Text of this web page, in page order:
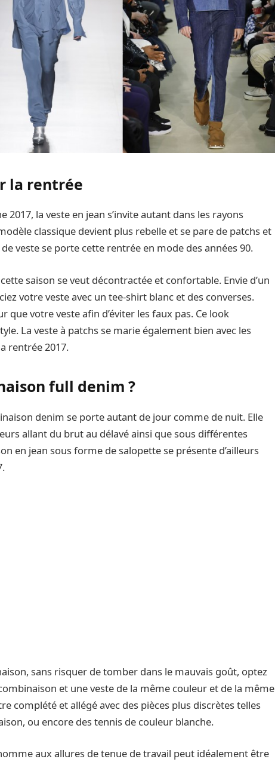
la rentrée
2017, la veste en jean s’invite autant dans les rayons
classique devient plus rebelle et se pare de patchs et
veste se porte cette rentrée en mode des années 90.
saison se veut décontractée et confortable. Envie d’un
votre veste avec un tee-shirt blanc et des converses.
que votre veste afin d’éviter les faux pas. Ce look
La veste à patchs se marie également bien avec les
rentrée 2017.
full denim ?
denim se porte autant de jour comme de nuit. Elle
allant du brut au délavé ainsi que sous différentes
en jean sous forme de salopette se présente d’ailleurs
sans risquer de tomber dans le mauvais goût, optez
et une veste de la même couleur et de la même
complété et allégé avec des pièces plus discrètes telles
ou encore des tennis de couleur blanche.
aux allures de tenue de travail peut idéalement être